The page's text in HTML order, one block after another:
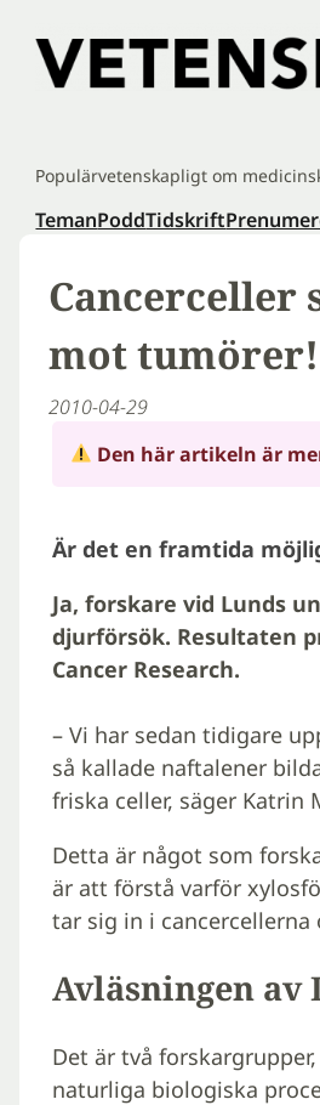
innehåll
Populärvetenskapligt om
TemanPoddTidskrift
mot tumörer!
2010-04-29
Den här artikeln är
Är det en framtida
Ja, forskare vid Lunds
djurförsök. Resultaten
Cancer Research.
– Vi har sedan tidigare
så kallade naftalener
friska celler, säger Katrin
Detta är något som
är att förstå varför
tar sig in i
Avläsningen av
Det är två
naturliga biologiska